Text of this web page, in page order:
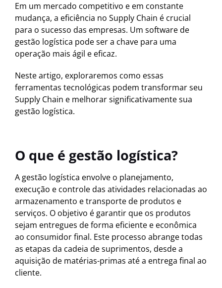
Em um mercado competitivo e em constante
mudança, a eficiência no Supply Chain é crucial
para o sucesso das empresas. Um software de
gestão logística pode ser a chave para uma
operação mais ágil e eficaz.
Neste artigo, exploraremos como essas
ferramentas tecnológicas podem transformar seu
Supply Chain e melhorar significativamente sua
gestão logística.
O que é gestão logística?
A gestão logística envolve o planejamento,
execução e controle das atividades relacionadas ao
armazenamento e transporte de produtos e
serviços. O objetivo é garantir que os produtos
sejam entregues de forma eficiente e econômica
ao consumidor final. Este processo abrange todas
as etapas da cadeia de suprimentos, desde a
aquisição de matérias-primas até a entrega final ao
cliente.